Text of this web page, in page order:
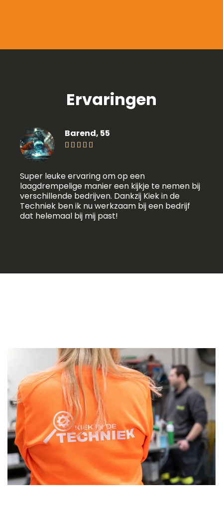
Ervaringen
Barend, 55
    
Super leuke ervaring om op een
laagdrempelige manier een kijkje te nemen bij
verschillende bedrijven. Dankzij Kiek in de
Techniek ben ik nu werkzaam bij een bedrijf
dat helemaal bij mij past!